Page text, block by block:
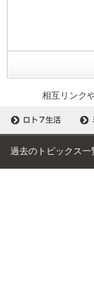
相互リンク
過去のトピックス一